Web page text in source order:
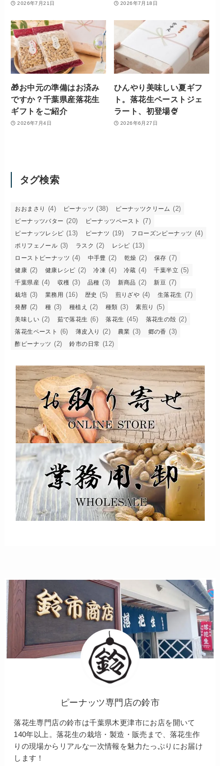
2026年7月21日 2026年7月18日
🎁お中元の準備はお済み
ですか？千葉県産落花生
ギフトをご紹介
2026年7月4日
ひんやり美味しい夏ギフ
ト。落花生ペーストジェ
ラート、初登場🍨
2026年6月27日
タグ検索
おおまさり (4) ピーナッツ (38) ピーナッツクリーム (2)
ピーナッツバター (20) ピーナッツペースト (7)
ピーナッツレシピ (13) ピーナツ (19) フローズンピーナッツ (4)
ポリフェノール (3) ラスク (2) レシピ (13)
ローストピーナッツ (4) 中手豊 (2) 乾燥 (2) 保存 (7)
健康 (2) 健康レシピ (2) 冷凍 (4) 冷蔵 (4) 千葉半立 (5)
千葉県産 (4) 収穫 (3) 品種 (3) 新商品 (2) 新豆 (7)
栽培 (3) 業務用 (16) 歴史 (5) 煎りざや (4) 生落花生 (7)
発酵 (2) 種 (3) 種植え (2) 種類 (3) 素煎り (5)
美味しい (2) 茹で落花生 (6) 落花生 (45) 落花生の殻 (2)
落花生ペースト (6) 薄皮入り (2) 農業 (3) 郷の香 (3)
酢ピーナッツ (2) 鈴市の日常 (12)
ピーナッツ専門店の鈴市
落花生専門店の鈴市は千葉県木更津市にお店を開いて
140年以上。落花生の栽培・製造・販売まで、落花生作
りの現場からリアルな一次情報を魅力たっぷりにお届け
します！